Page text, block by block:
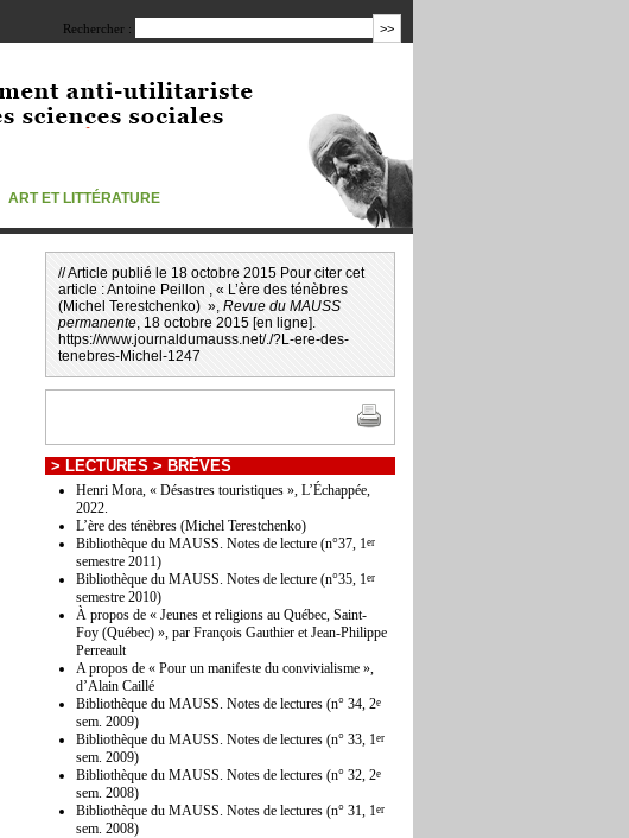
Rechercher :
ART ET LITTÉRATURE
// Article publié le 18 octobre 2015 Pour citer cet
article :Antoine Peillon , « L’ère des ténèbres
(Michel Terestchenko) », Revue du MAUSS
permanente, 18 octobre 2015 [en ligne].
https://www.journaldumauss.net/./?L-ere-des-
tenebres-Michel-1247
> LECTURES > BRÈVES
Henri Mora, « Désastres touristiques », L’Échappée,
2022.
L’ère des ténèbres (Michel Terestchenko)
Bibliothèque du MAUSS. Notes de lecture (n°37, 1er
semestre 2011)
Bibliothèque du MAUSS. Notes de lecture (n°35, 1er
semestre 2010)
À propos de « Jeunes et religions au Québec, Saint-
Foy (Québec) », par François Gauthier et Jean-Philippe
Perreault
A propos de « Pour un manifeste du convivialisme »,
d’Alain Caillé
Bibliothèque du MAUSS. Notes de lectures (n° 34, 2e
sem. 2009)
Bibliothèque du MAUSS. Notes de lectures (n° 33, 1er
sem. 2009)
Bibliothèque du MAUSS. Notes de lectures (n° 32, 2e
sem. 2008)
Bibliothèque du MAUSS. Notes de lectures (n° 31, 1er
sem. 2008)